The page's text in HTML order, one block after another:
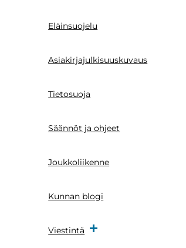
Eläinsuojelu
Asiakirjajulkisuuskuvaus
Tietosuoja
Säännöt ja ohjeet
Joukkoliikenne
Kunnan blogi
Viestintä